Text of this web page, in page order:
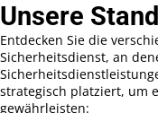
Unsere
Entdecken Sie die
Sicherheitsdienst, an
strategisch platziert, um
gewährleisten: